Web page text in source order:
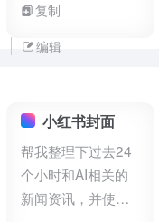
range(i + 1, n + 1):
if nums[i]
== target: return
3, 1, 7], 8))]
出发，探讨本领域
内的最新趋势与未
融合点。
复制
编辑
小红书封面
帮我整理下过去24
个小时和AI相关的
新闻资讯，并使用